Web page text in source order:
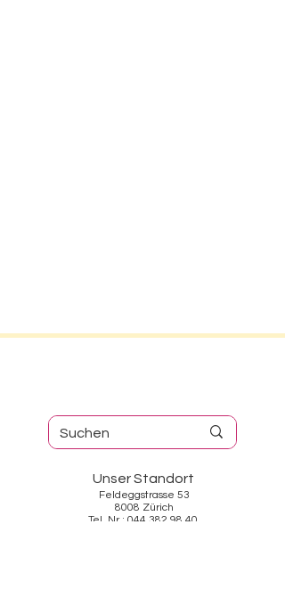
Unser Standort
Feldeggstrasse 53
8008 Zürich
Tel. Nr.: 044 382 98 40